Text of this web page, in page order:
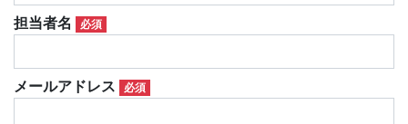
担当者名 必須
メールアドレス 必須